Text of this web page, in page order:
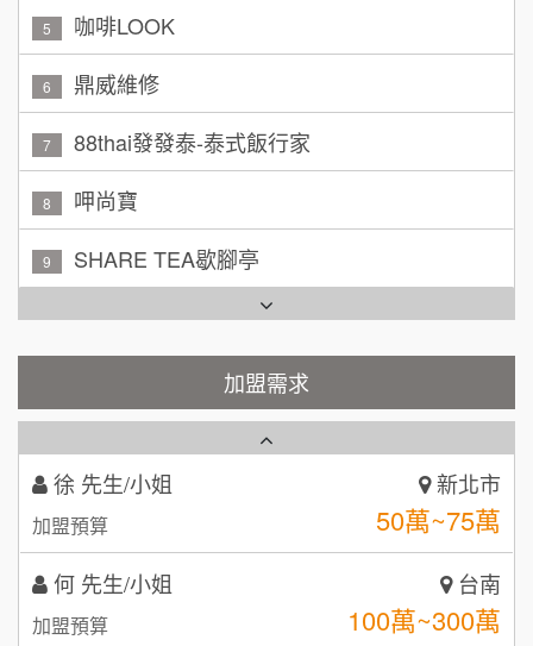
5 咖啡LOOK
6 鼎威維修
7 88thai發發泰-泰式飯行家
8 呷尚寶
9 SHARE TEA歇腳亭
10 TEA TOP台灣第一味
Cozy coffee可集咖啡
霏等茶
3 秉宏小米甜甜圈
4 潮鍋癮
咖啡LOOK
加盟需求
加盟預算
黃 先生/小姐
加盟預算 100萬~150萬
林 先生/小姐 屏東縣
加盟預算
吳 先生/小姐
加盟預算 100萬 ~150萬
徐 先生/小姐 新北市
加盟預算 50萬~75萬
何 先生/小姐 台南
加盟預算 100萬~300萬